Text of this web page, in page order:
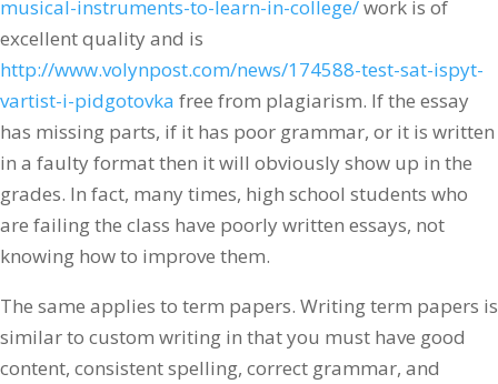
musical-instruments-to-learn-in-college/work is of
excellent quality and is
http://www.volynpost.com/news/174588-test-sat-ispyt-
vartist-i-pidgotovka free from plagiarism. If the essay
has missing parts, if it has poor grammar, or it is written
in a faulty format then it will obviously show up in the
grades. In fact, many times, high school students who
are failing the class have poorly written essays, not
knowing how to improve them.
The same applies to term papers. Writing term papers is
similar to custom writing in that you must have good
content, consistent spelling, correct grammar, and